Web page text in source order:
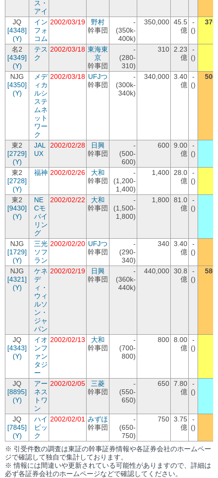
ス・
アイ
JQ
[4348]
(Y)
イン
フォ
コム
2002/03/19
野村
幹事団
-
(350k-
400k)
350,000 45.5
億
-
()
名2
[4349]
(Y)
テス
ク
2002/03/18 東海東
京
幹事団
-
(280-
310)
310
2.23
億
-
()
NJG
[4350]
(Y)
メデ
ィカ
ルシ
ステ
ムネ
ット
ワー
ク
2002/03/18 UFJつ
幹事団
-
(300k-
340k)
340,000 3.40
億
-
()
東2
[2729]
(Y)
JAL
UX
2002/02/28
日興
幹事団
-
(500-
600)
600 9.00
億
-
()
東2
[2728]
(Y)
福神 2002/02/26
大和
幹事団
-
(1,200-
1,400)
1,400
28.0
億
-
()
東2
[9430]
(Y)
NE
Cモ
バイ
リン
グ
2002/02/22
大和
幹事団
-
(1,500-
1,800)
1,800 81.0
億
-
()
NJG
[1729]
(Y)
三光
ソフ
ラン
2002/02/20 UFJつ
幹事団
-
(290-
340)
340 3.40
億
-
()
NJG
[4321]
(Y)
ケネ
デ
ィ・
ウィ
ルソ
ン・
ジャ
パン
2002/02/19
日興
幹事団
-
(360k-
440k)
440,000 30.8
億
-
()
JQ
[4343]
(Y)
イオ
ンフ
ァン
タジ
ー
2002/02/13
大和
幹事団
-
(700-
800)
800 8.00
億
-
()
JQ
[8895]
(Y)
アー
ネス
トワ
ン
2002/02/05
三菱
幹事団
-
(550-
650)
650 7.80
億
-
()
JQ
[7845]
(Y)
ハイ
ビッ
ク
2002/02/01 みずほ
幹事団
-
(650-
750)
750 3.75
億
-
()
※ 引受件数の調査は東証の幹事証券情報や各証券会社のホームペー
ジで確認して独自で集計しております。
※ 情報には間違いや更新されている可能性がありますので、詳細は
必ず各証券会社のホームページなどで確認してください。